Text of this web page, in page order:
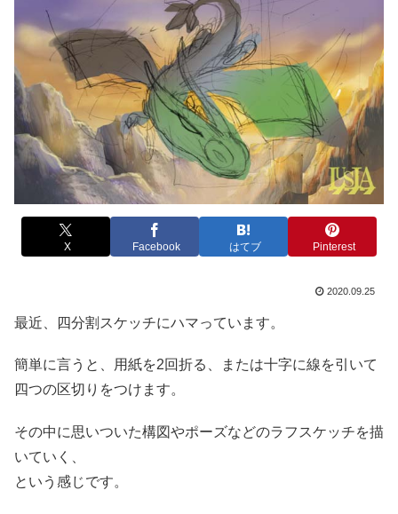
X Facebook はてブ Pinterest
2020.09.25
最近、四分割スケッチにハマっています。
簡単に言うと、用紙を2回折る、または十字に線を引いて
四つの区切りをつけます。
その中に思いついた構図やポーズなどのラフスケッチを描
いていく、
という感じです。